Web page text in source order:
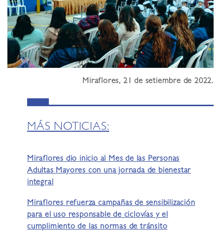
Miraflores, 21 de setiembre de 2022.
MÁS NOTICIAS:
Miraflores dio inicio al Mes de las Personas
Adultas Mayores con una jornada de bienestar
integral
Miraflores refuerza campañas de sensibilización
para el uso responsable de ciclovías y el
cumplimiento de las normas de tránsito